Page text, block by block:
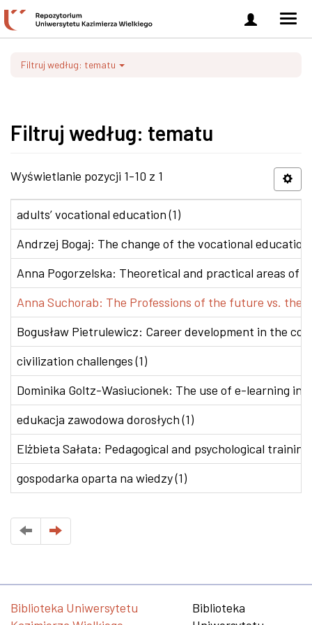
Zaloguj
się
Filtruj według: tematu
Filtruj według: tematu
Wyświetlanie pozycji 1-10 z 1
adults’ vocational education (1)
Andrzej Bogaj: The change of the vocational
Anna Pogorzelska: Theoretical and practical areas of
Anna Suchorab: The Professions of the future vs. the
Bogusław Pietrulewicz: Career development in the
civilization challenges (1)
Dominika Goltz-Wasiucionek: The use of e-learning in
edukacja zawodowa dorosłych (1)
Elżbieta Sałata: Pedagogical and psychological
gospodarka oparta na wiedzy (1)
Biblioteka Uniwersytetu
Biblioteka